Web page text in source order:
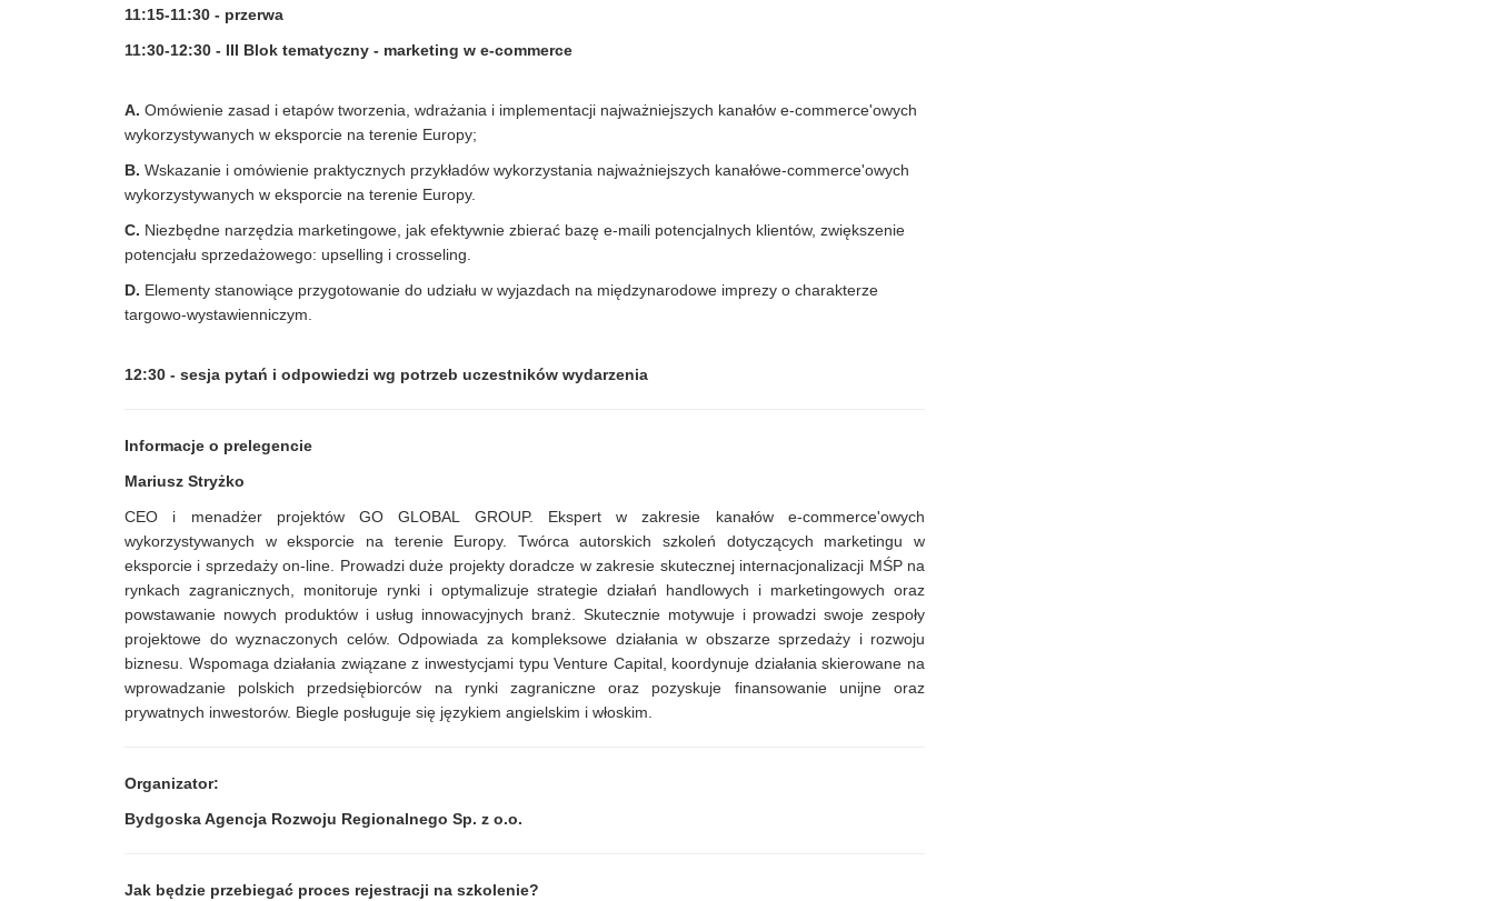
11:15-11:30 - przerwa
11:30-12:30 - III Blok tematyczny - marketing w e-commerce
A. Omówienie zasad i etapów tworzenia, wdrażania i implementacji najważniejszych kanałów e-commerce'owych
wykorzystywanych w eksporcie na terenie Europy;
B. Wskazanie i omówienie praktycznych przykładów wykorzystania najważniejszych kanałówe-commerce'owych
wykorzystywanych w eksporcie na terenie Europy.
C. Niezbędne narzędzia marketingowe, jak efektywnie zbierać bazę e-maili potencjalnych klientów, zwiększenie
potencjału sprzedażowego: upselling i crosseling.
D. Elementy stanowiące przygotowanie do udziału w wyjazdach na międzynarodowe imprezy o charakterze
targowo-wystawienniczym.
12:30 - sesja pytań i odpowiedzi wg potrzeb uczestników wydarzenia
Informacje o prelegencie
Mariusz Stryżko
CEO i menadżer projektów GO GLOBAL GROUP. Ekspert w zakresie kanałów e-commerce'owych
wykorzystywanych w eksporcie na terenie Europy. Twórca autorskich szkoleń dotyczących marketingu w
eksporcie i sprzedaży on-line. Prowadzi duże projekty doradcze w zakresie skutecznej internacjonalizacji MŚP na
rynkach zagranicznych, monitoruje rynki i optymalizuje strategie działań handlowych i marketingowych oraz
powstawanie nowych produktów i usług innowacyjnych branż. Skutecznie motywuje i prowadzi swoje zespoły
projektowe do wyznaczonych celów. Odpowiada za kompleksowe działania w obszarze sprzedaży i rozwoju
biznesu. Wspomaga działania związane z inwestycjami typu Venture Capital, koordynuje działania skierowane na
wprowadzanie polskich przedsiębiorców na rynki zagraniczne oraz pozyskuje finansowanie unijne oraz
prywatnych inwestorów. Biegle posługuje się językiem angielskim i włoskim.
Organizator:
Bydgoska Agencja Rozwoju Regionalnego Sp. z o.o.
Jak będzie przebiegać proces rejestracji na szkolenie?